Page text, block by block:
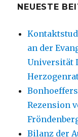
NEUESTE
an der
Universität
Rezension
Bilanz der